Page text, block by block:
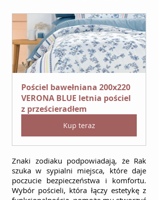
Pościel bawełniana 200x220
VERONA BLUE letnia pościel
z prześcieradłem
Kup teraz
Znaki zodiaku podpowiadają, że Rak
szuka w sypialni miejsca, które daje
poczucie bezpieczeństwa i komfortu.
Wybór pościeli, która łączy estetykę z